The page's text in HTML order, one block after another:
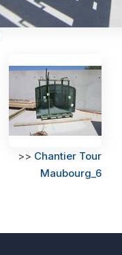
>> Chantier Tour
Maubourg_6